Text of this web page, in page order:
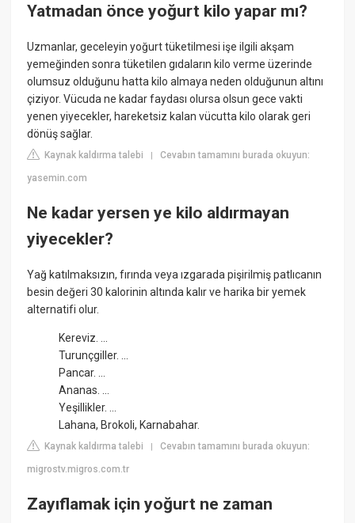
Yatmadan önce yoğurt kilo yapar mı?
Uzmanlar, geceleyin yoğurt tüketilmesi işe ilgili akşam
yemeğinden sonra tüketilen gıdaların kilo verme üzerinde
olumsuz olduğunu hatta kilo almaya neden olduğunun altını
çiziyor. Vücuda ne kadar faydası olursa olsun gece vakti
yenen yiyecekler, hareketsiz kalan vücutta kilo olarak geri
dönüş sağlar.
Kaynak kaldırma talebi |Cevabın tamamını burada okuyun:
yasemin.com
Ne kadar yersen ye kilo aldırmayan
yiyecekler?
Yağ katılmaksızın, fırında veya ızgarada pişirilmiş patlıcanın
besin değeri 30 kalorinin altında kalır ve harika bir yemek
alternatifi olur.
Kereviz. ...
Turunçgiller. ...
Pancar. ...
Ananas. ...
Yeşillikler. ...
Lahana, Brokoli, Karnabahar.
Kaynak kaldırma talebi |Cevabın tamamını burada okuyun:
migrostv.migros.com.tr
Zayıflamak için yoğurt ne zaman